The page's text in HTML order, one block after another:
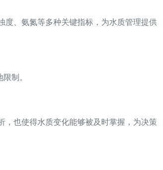
度、氨氮等多种关键指标，为水质管理提供
制。
，也使得水质变化能够被及时掌握，为决策